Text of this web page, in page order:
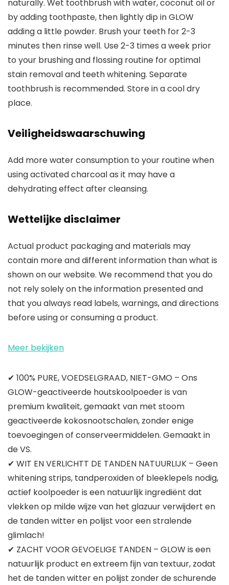
naturally. Wet toothbrush with water, coconut oil or
by adding toothpaste, then lightly dip in GLOW
adding a little powder. Brush your teeth for 2-3
minutes then rinse well. Use 2-3 times a week prior
to your brushing and flossing routine for optimal
stain removal and teeth whitening. Separate
toothbrush is recommended. Store in a cool dry
place.
Veiligheidswaarschuwing
Add more water consumption to your routine when
using activated charcoal as it may have a
dehydrating effect after cleansing.
Wettelijke disclaimer
Actual product packaging and materials may
contain more and different information than what is
shown on our website. We recommend that you do
not rely solely on the information presented and
that you always read labels, warnings, and directions
before using or consuming a product.
Meer bekijken
✔ 100% PURE, VOEDSELGRAAD, NIET-GMO – Ons
GLOW-geactiveerde houtskoolpoeder is van
premium kwaliteit, gemaakt van met stoom
geactiveerde kokosnootschalen, zonder enige
toevoegingen of conserveermiddelen. Gemaakt in
de VS.
✔ WIT EN VERLICHTT DE TANDEN NATUURLIJK – Geen
whitening strips, tandperoxiden of bleeklepels nodig,
actief koolpoeder is een natuurlijk ingrediënt dat
vlekken op milde wijze van het glazuur verwijdert en
de tanden witter en polijst voor een stralende
glimlach!
✔ ZACHT VOOR GEVOELIGE TANDEN – GLOW is een
natuurlijk product en extreem fijn van textuur, zodat
het de tanden witter en polijst zonder de schurende